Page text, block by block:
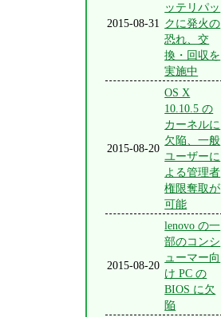
2015-08-31
ッテリパッ
クに発火の
恐れ、交
換・回収を
実施中
2015-08-20
OS X
10.10.5 の
カーネルに
欠陥、一般
ユーザーに
よる管理者
権限奪取が
可能
2015-08-20
lenovo の一
部のコンシ
ューマー向
け PC の
BIOS に欠
陥